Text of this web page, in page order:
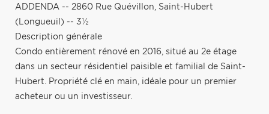
ADDENDA -- 2860 Rue Quévillon, Saint-Hubert
(Longueuil) -- 3½
Description générale
Condo entièrement rénové en 2016, situé au 2e étage
dans un secteur résidentiel paisible et familial de Saint-
Hubert. Propriété clé en main, idéale pour un premier
acheteur ou un investisseur.